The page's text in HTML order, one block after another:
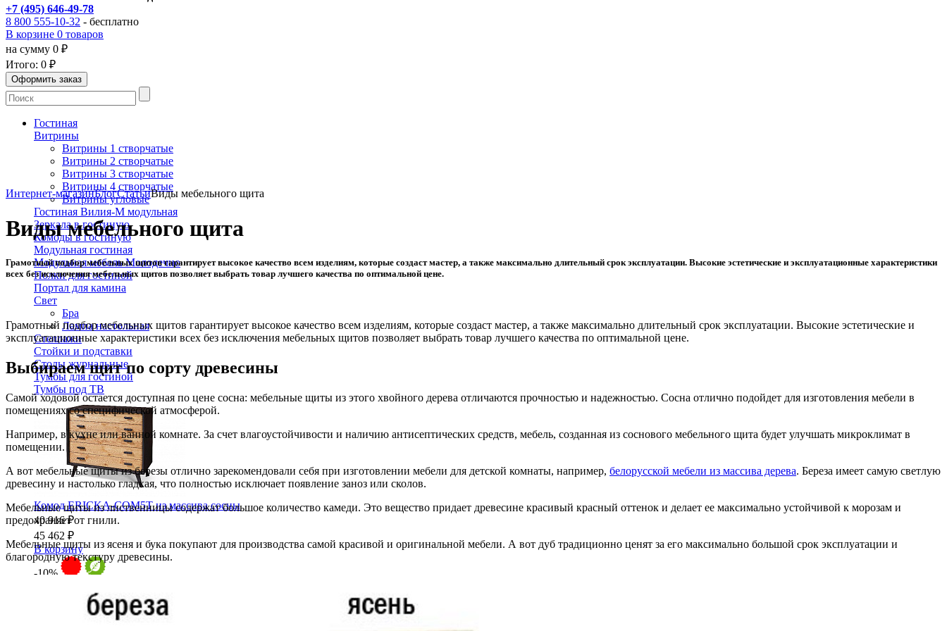
+7 (495) 646-49-78
8 800 555-10-32 - бесплатно
В корзине 0 товаров
на сумму 0 ₽
Итого: 0 ₽
Гостиная
Витрины
Витрины 1 створчатые
Витрины 2 створчатые
Витрины 3 створчатые
Витрины 4 створчатые
Витрины угловые
Гостиная Вилия-М модульная
Зеркала в гостиную
Комоды в гостиную
Модульная гостиная
Модульная мебель Молодечно
Полки для гостиной
Портал для камина
Свет
Бра
Лампа настольная
Стеллажи
Стойки и подставки
Столы журнальные
Тумбы для гостиной
Тумбы под ТВ
Комод ERICKA-COM5T из массива сосны
40 916 ₽
45 462 ₽
В корзину
-10%
Деревянные кровати с подъемным механизмом
Кровати односпальные с подъемным механизмом
Кровати двуспальные с подъемным механизмом
Интернет-магазинБлогСтатьиВиды мебельного щита
Виды мебельного щита
Грамотный подбор мебельных щитов гарантирует высокое качество всем изделиям, которые создаст мастер, а также максимально длительный срок эксплуатации. Высокие эстетические и эксплуатационные характеристики
всех без исключения мебельных щитов позволяет выбрать товар лучшего качества по оптимальной цене.
Грамотный подбор мебельных щитов гарантирует высокое качество всем изделиям, которые создаст мастер, а также максимально длительный срок эксплуатации. Высокие эстетические и
эксплуатационные характеристики всех без исключения мебельных щитов позволяет выбрать товар лучшего качества по оптимальной цене.
Выбираем щит по сорту древесины
Самой ходовой остается доступная по цене сосна: мебельные щиты из этого хвойного дерева отличаются прочностью и надежностью. Сосна отлично подойдет для изготовления мебели в
помещениях со специфической атмосферой.
Например, в кухне или ванной комнате. За счет влагоустойчивости и наличию антисептических средств, мебель, созданная из соснового мебельного щита будет улучшать микроклимат в
помещении.
А вот мебельные щиты из березы отлично зарекомендовали себя при изготовлении мебели для детской комнаты, например, белорусской мебели из массива дерева. Береза имеет самую светлую
древесину и настолько гладкая, что полностью исключает появление заноз или сколов.
Мебельные щиты из лиственницы содержат большое количество камеди. Это вещество придает древесине красивый красный оттенок и делает ее максимально устойчивой к морозам и
предохраняет от гнили.
Мебельные щиты из ясеня и бука покупают для производства самой красивой и оригинальной мебели. А вот дуб традиционно ценят за его максимально большой срок эксплуатации и
благородную текстуру древесины.